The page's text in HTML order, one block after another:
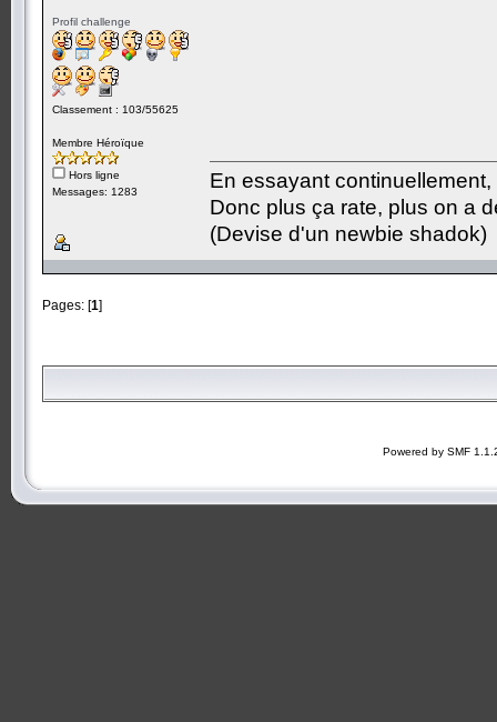
Profil challenge
Classement : 103/55625
Membre Héroïque
Hors ligne
Messages: 1283
En essayant
Donc plus ça rate, plus on a
(Devise d'un newbie shadok)
Pages: [1]
Powered by SMF